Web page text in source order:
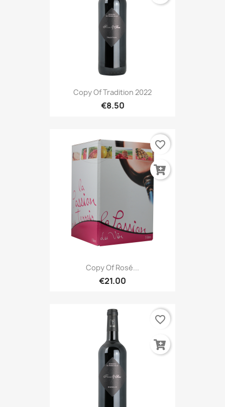
Copy Of Tradition 2022
€8.50
Copy Of Rosé...
€21.00
favorite_border
favorite_border